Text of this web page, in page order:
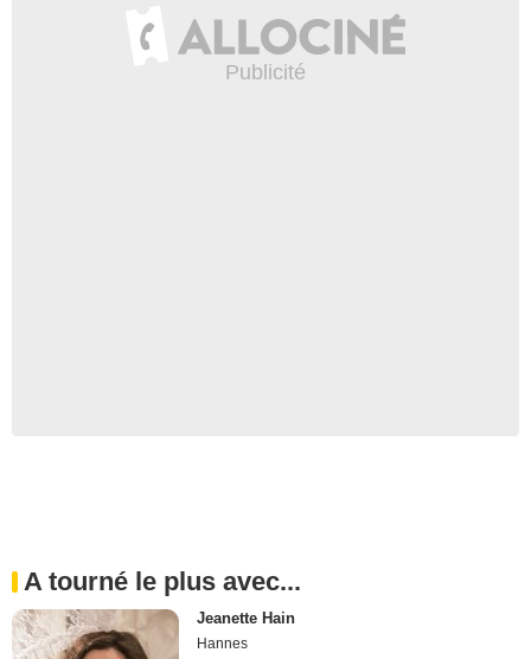
A tourné le plus avec...
Jeanette Hain
Hannes